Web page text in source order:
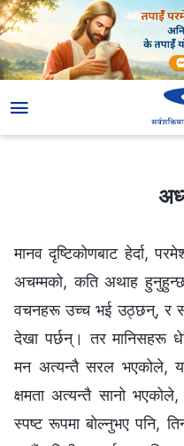
मानव दृष्टिकोणबाट हेर्दा,
अचम्मको, कति अथाह
वचनहरू उच्च भई उठ्छन्, र
देखा पर्छन्। तर मानिसहरू
मन अत्यन्तै सरल भएकोले,
क्षमता अत्यन्तै सानो
स्पष्ट रूपमा बोल्नुभए पनि,